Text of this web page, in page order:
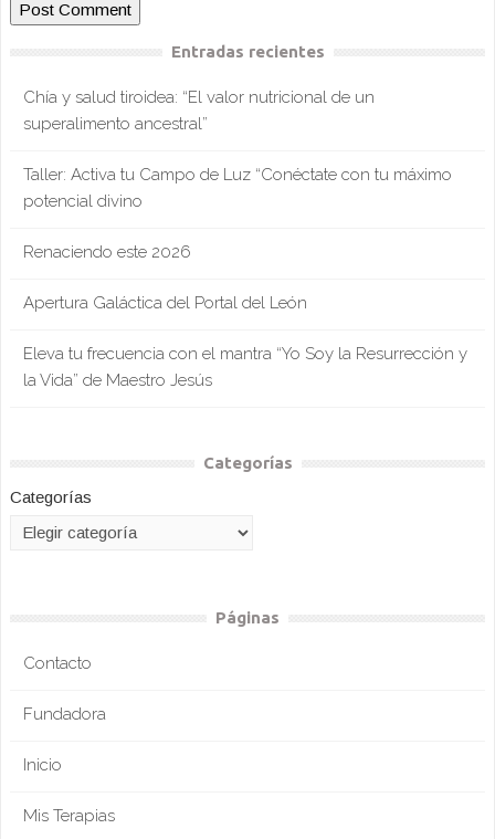
Entradas recientes
Chía y salud tiroidea: “El valor nutricional de un
superalimento ancestral”
Taller: Activa tu Campo de Luz “Conéctate con tu máximo
potencial divino
Renaciendo este 2026
Apertura Galáctica del Portal del León
Eleva tu frecuencia con el mantra “Yo Soy la Resurrección y
la Vida” de Maestro Jesús
Categorías
Categorías
Páginas
Contacto
Fundadora
Inicio
Mis Terapias